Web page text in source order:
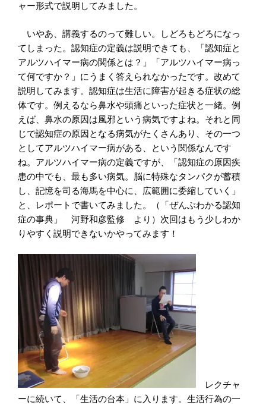
ャー形式で説明してみました。
いやあ、講義するのって難しい。しどろもどろになっ
てしまった。認知症の定義は説明できても、「認知症と
アルツハイマー病の関係とは？」「アルツハイマー病っ
て何ですか？」にうまく答えられなかったです。改めて
説明してみます。認知症は生活に障害が起きる症状の総
体です。例えるなら鼻水や頭痛といった症状と一緒。例
えば、鼻水の原因は風邪という病気ですよね。それと同
じで認知症の原因となる病気がたくさんあり、その一つ
としてアルツハイマー病がある、という関係なんです
ね。アルツハイマー病の定義ですが、「認知症の原因疾
患の中でも、最も多い病気。脳に特殊なタンパクが蓄積
し、記憶を司る海馬を中心に、広範囲に委縮していく」
と、レポートで書いてみました。（「ぜんぶわかる認知
症の事典」 河野和彦監修 より）次回はもう少しわか
りやすく説明できないかやってみます！
レクチャ
ーに続いて、「生活の台本」に入ります。生活行為の一